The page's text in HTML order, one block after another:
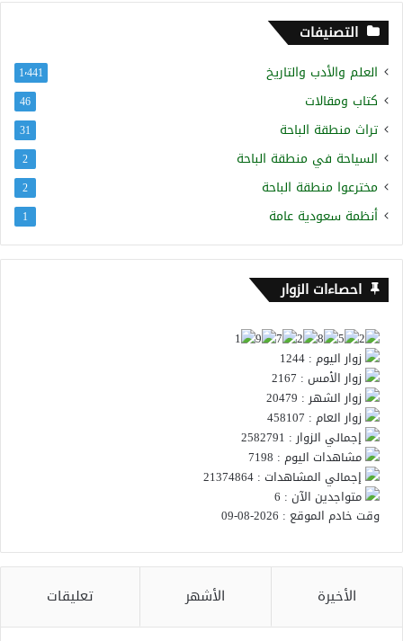
التصنيفات
العلم والأدب والتاريخ 1٬441
كتاب ومقالات 46
تراث منطقة الباحة 31
السياحة في منطقة الباحة 2
مخترعوا منطقة الباحة 2
أنظمة سعودية عامة 1
احصاءات الزوار
زوار اليوم : 1244
زوار الأمس : 2167
زوار الشهر : 20479
زوار العام : 458107
إجمالي الزوار : 2582791
مشاهدات اليوم : 7198
إجمالي المشاهدات : 21374864
متواجدين الآن : 6
وقت خادم الموقع : 2026-08-09
الأخيرة الأشهر تعليقات